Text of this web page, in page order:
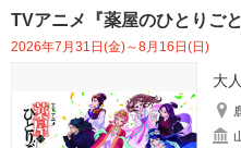
TVアニメ『薬屋のひとりご
2026年7月31日(金)～8月16日(日)
大